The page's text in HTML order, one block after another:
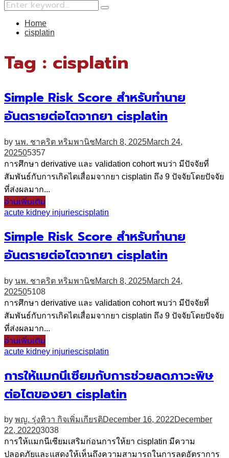
Search
for:
Search
Home
cisplatin
Tag : cisplatin
Simple Risk Score สำหรับทำนาย
อันตรายต่อไตจากยา cisplatin
by นพ. ชาคริต หริมพานิชMarch 8, 2025March 24,
202505357
การศึกษา derivative และ validation cohort พบว่า มีปัจจัยที่
สัมพันธ์กับการเกิดไตเสื่อมจากยา cisplatin ถึง 9 ปัจจัยโดยปัจจัย
ที่ส่งผลมาก...
อ่านเพิ่มเติม
acute kidney injuriescisplatin
Simple Risk Score สำหรับทำนาย
อันตรายต่อไตจากยา cisplatin
by นพ. ชาคริต หริมพานิชMarch 8, 2025March 24,
202505108
การศึกษา derivative และ validation cohort พบว่า มีปัจจัยที่
สัมพันธ์กับการเกิดไตเสื่อมจากยา cisplatin ถึง 9 ปัจจัยโดยปัจจัย
ที่ส่งผลมาก...
อ่านเพิ่มเติม
acute kidney injuriescisplatin
การให้แมกนีเซียมกับการช่วยลดภาวะพิษ
ต่อไตของยา cisplatin
by พญ. รุ่งทิวา กิจเพิ่มเกียรติDecember 16, 2022December
22, 202203038
การให้แมกนีเซียมเสริมก่อนการให้ยา cisplatin มีความ
ปลอดภัยและแสดงให้เห็นถึงความสามารถในการลดอัตราการ